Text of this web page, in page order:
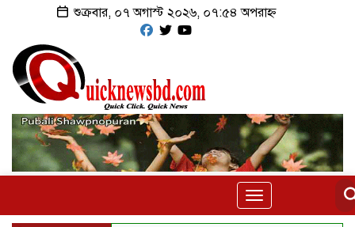
শুক্রবার, ০৭ অগাস্ট ২০২৬, ০৭:৫৪ অপরাহ্ন
Toggle
navigation